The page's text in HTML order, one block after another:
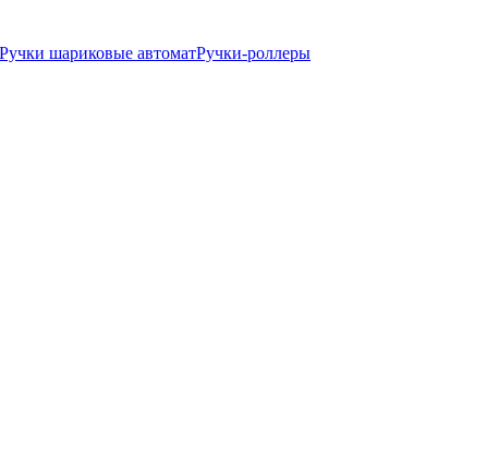
Ручки шариковые автоматРучки-роллеры